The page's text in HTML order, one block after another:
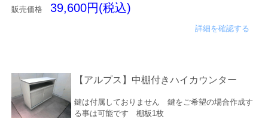
販売価格 39,600円(税込)
詳細を確認する
【アルプス】中棚付きハイカウンター
鍵は付属しておりません 鍵をご希望の場合作成す
る事は可能です 棚板1枚